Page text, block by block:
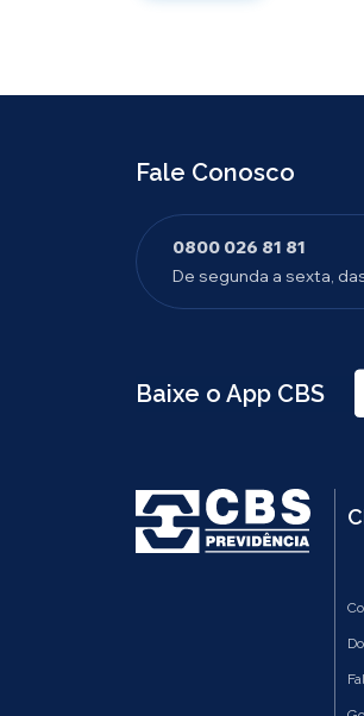
Fale Conosco
0800 026 81 81
De segunda a sexta,
Baixe o App CBS